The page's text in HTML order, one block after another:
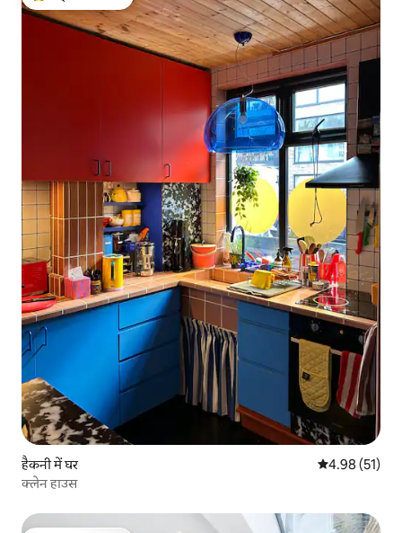
गेस्ट्स का टॉप फ़ेवरेट
हैकनी में घर औसत रेटिंग 5 में
4.98 (51)
क्लेन हाउस